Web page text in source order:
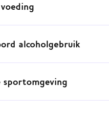
en tips bij het
alcoholgebruik
bewustwording bij ouders,
sportomgeving